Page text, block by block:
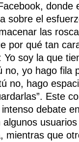
donde
sobre el
las
por qué tan
Yo soy la que
no, yo hago fila
no, hago
Este
debate
algunos
mientras que